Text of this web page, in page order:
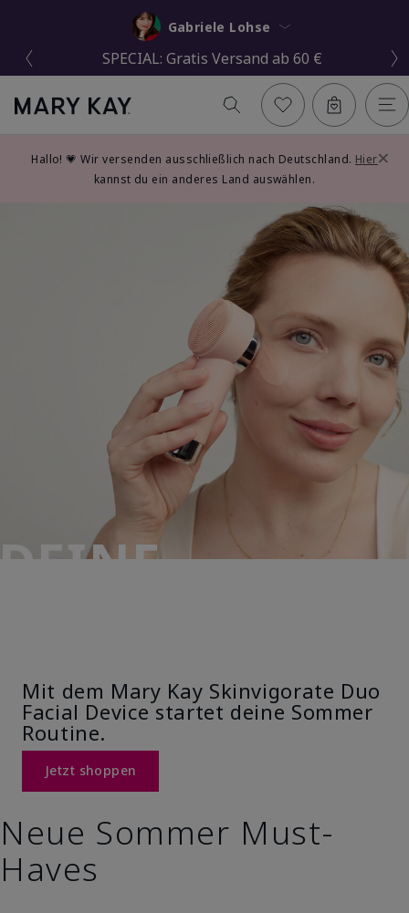
Gabriele Lohse
SPECIAL: 20 % Rabatt
Hallo! 💗 Wir versenden ausschließlich nach Deutschland. Hier
kannst du ein anderes Land auswählen.
×
Mit dem Mary Kay Skinvigorate Duo
Facial Device startet deine Sommer
Routine.
Jetzt shoppen
Neue Sommer Must-
Haves